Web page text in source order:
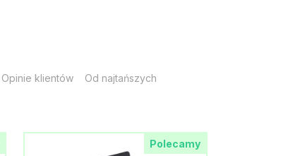
Opinie klientów Od najtańszych
Polecamy